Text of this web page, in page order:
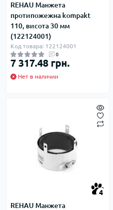
REHAU Манжета
протипожежна kompakt
110, висота 30 мм
(122124001)
Код товара: 122124001
0
7 317.48 грн.
Нет в наличии
4
REHAU Манжета